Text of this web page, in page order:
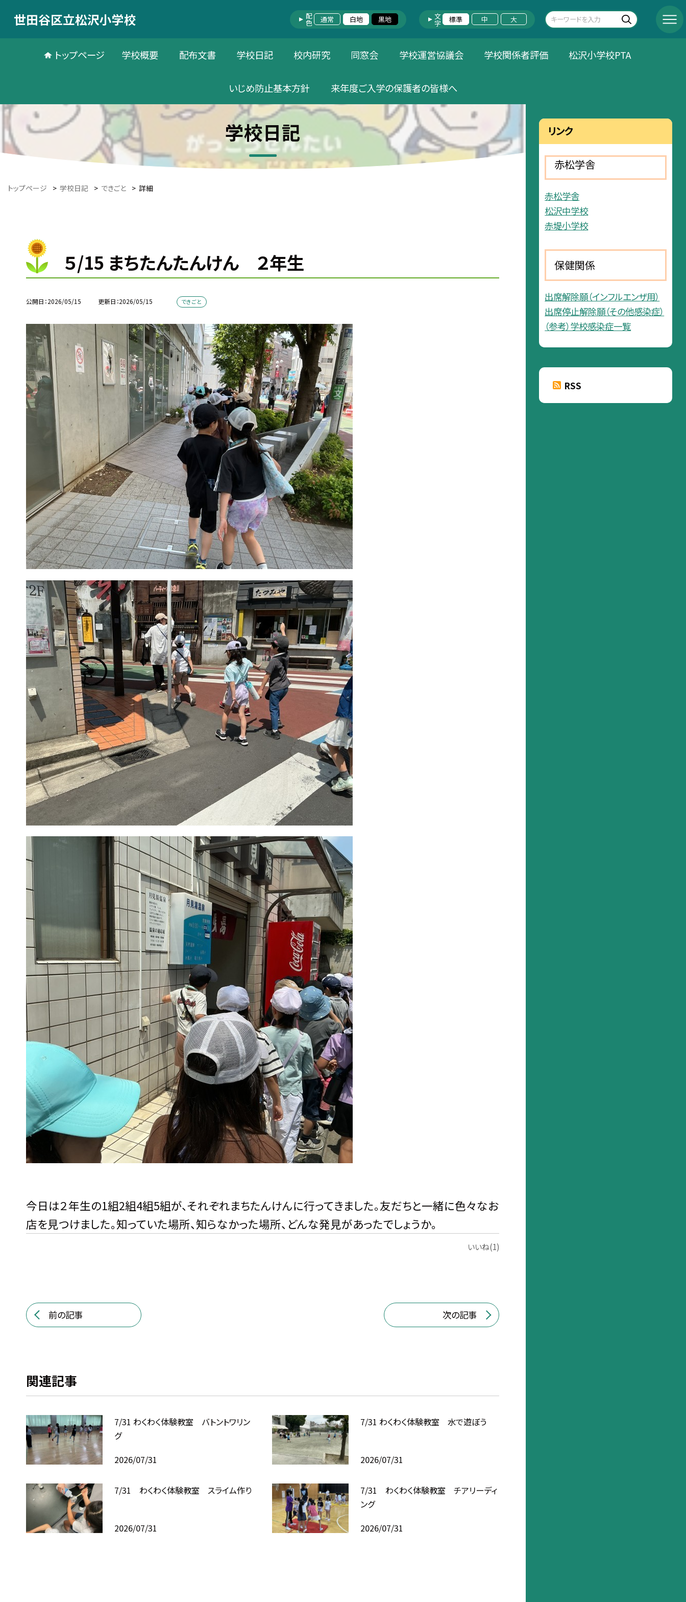
世田谷区立松沢小学校 配色 通常 白地 黒地 文字 標準 中 大
トップページ 学校概要 配布文書 学校日記 校内研究 同窓会 学校運営協議会 学校関係者評価 松沢小学校PTA
いじめ防止基本方針 来年度ご入学の保護者の皆様へ
学校日記
トップページ > 学校日記 > できごと > 詳細
５/15 まちたんたんけん ２年生
公開日 2026/05/15 更新日 2026/05/15 できごと
今日は２年生の1組2組4組5組が、それぞれまちたんけんに行ってきました。友だちと一緒に色々なお
店を見つけました。知っていた場所、知らなかった場所、どんな発見があったでしょうか。
いいね(1)
前の記事 次の記事
関連記事
7/31 わくわく体験教室 バトントワリン
グ
2026/07/31
7/31 わくわく体験教室 水で遊ぼう
2026/07/31
7/31 わくわく体験教室 スライム作り
2026/07/31
7/31 わくわく体験教室 チアリーディ
ング
2026/07/31
リンク
赤松学舎
赤松学舎
松沢中学校
赤堤小学校
保健関係
出席解除願（インフルエンザ用）
出席停止解除願（その他感染症）
（参考）学校感染症一覧
RSS